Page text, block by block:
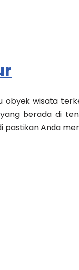
obyek wisata
berada di
pastikan Anda